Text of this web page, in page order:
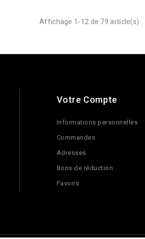
Affichage 1-12 de 79 article(s)
Votre Compte
Informations personnelles
Commandes
Adresses
Bons de réduction
Favoris